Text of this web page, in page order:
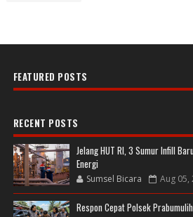
FEATURED POSTS
RECENT POSTS
Jelang HUT RI, 3 Sumur Infill
Energi
Sumsel Bicara Aug 05,
Respon Cepat Polsek